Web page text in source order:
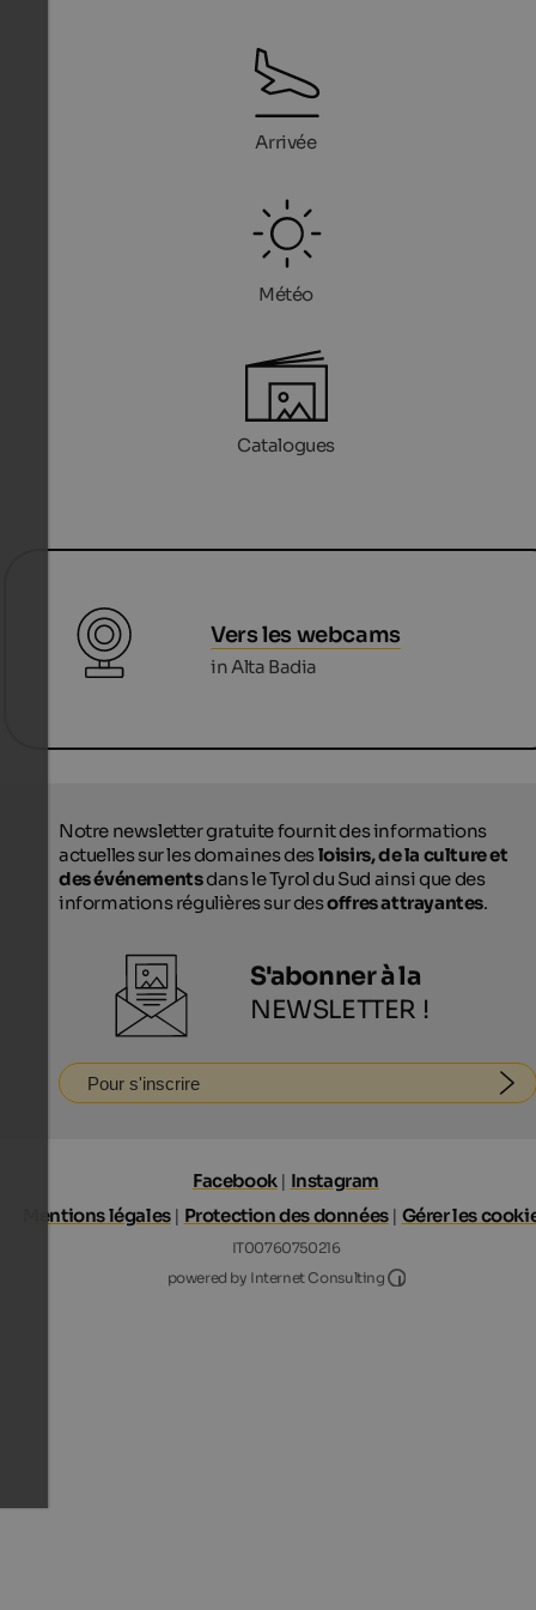
Arrivée
Météo
Catalogues
Vers les webcams
in Alta Badia
Notre newsletter gratuite fournit des informations
actuelles sur les domaines desloisirs, de la culture et
des événementsdans le Tyrol du Sud ainsi que des
informations régulières sur desoffres attrayantes.
S'abonner à la
NEWSLETTER !
Pour s'inscrire
Facebook | Instagram
Mentions légales| Protection des données| Gérer les
IT00760750216
powered by Internet Consulting
Internet